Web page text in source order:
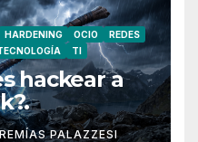
HARDENING OCIO
REDES
TI
hackear a
PALAZZESI